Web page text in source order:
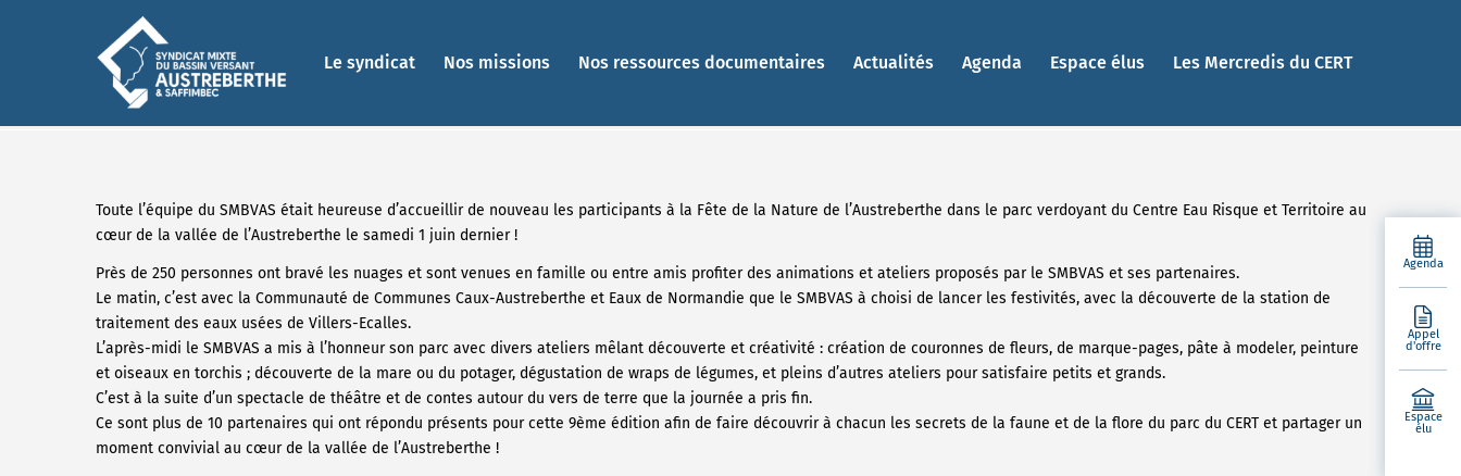
Le syndicat Nos missions Nos ressources documentaires Actualités Agenda Espace élus Les Mercredis du CERT
Agenda
Appel
d'offre
Espace
élu
Toute l’équipe du SMBVAS était heureuse d’accueillir de nouveau les participants à la Fête de la Nature de l’Austreberthe dans le parc verdoyant du Centre Eau Risque et Territoire au
cœur de la vallée de l’Austreberthe le samedi 1 juin dernier !
Près de 250 personnes ont bravé les nuages et sont venues en famille ou entre amis profiter des animations et ateliers proposés par le SMBVAS et ses partenaires.
Le matin, c’est avec la Communauté de Communes Caux-Austreberthe et Eaux de Normandie que le SMBVAS à choisi de lancer les festivités, avec la découverte de la station de
traitement des eaux usées de Villers-Ecalles.
L’après-midi le SMBVAS a mis à l’honneur son parc avec divers ateliers mêlant découverte et créativité : création de couronnes de fleurs, de marque-pages, pâte à modeler, peinture
et oiseaux en torchis ; découverte de la mare ou du potager, dégustation de wraps de légumes, et pleins d’autres ateliers pour satisfaire petits et grands.
C’est à la suite d’un spectacle de théâtre et de contes autour du vers de terre que la journée a pris fin.
Ce sont plus de 10 partenaires qui ont répondu présents pour cette 9ème édition afin de faire découvrir à chacun les secrets de la faune et de la flore du parc du CERT et partager un
moment convivial au cœur de la vallée de l’Austreberthe !